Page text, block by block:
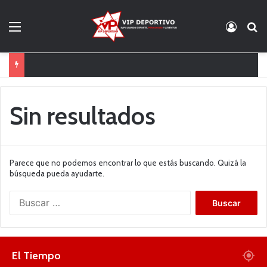
Sin resultados
Parece que no podemos encontrar lo que estás buscando. Quizá la
búsqueda pueda ayudarte.
El Tiempo